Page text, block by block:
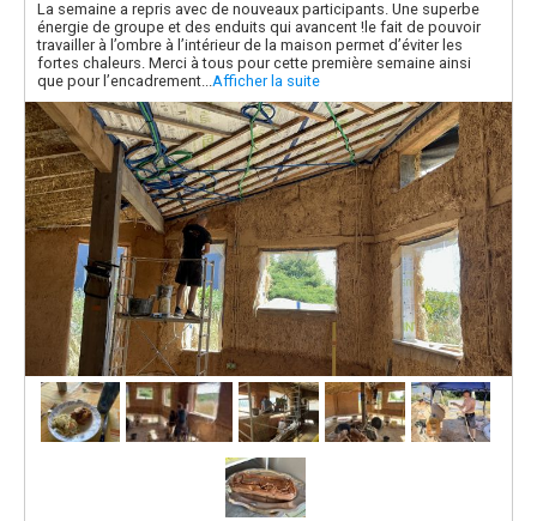
La semaine a repris avec de nouveaux participants. Une superbe
énergie de groupe et des enduits qui avancent !le fait de pouvoir
travailler à l’ombre à l’intérieur de la maison permet d’éviter les
fortes chaleurs. Merci à tous pour cette première semaine ainsi
que pour l’encadrement...Afficher la suite